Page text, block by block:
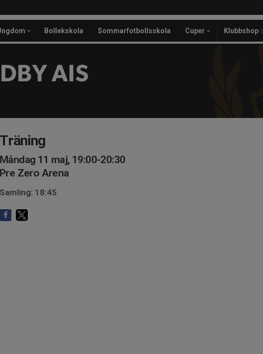
Bollekskola Sommarfotbollsskola Cuper Klubbshop
AIS
Träning
Måndag 11 maj, 19:00-20:30
Pre Zero Arena
Samling: 18:45